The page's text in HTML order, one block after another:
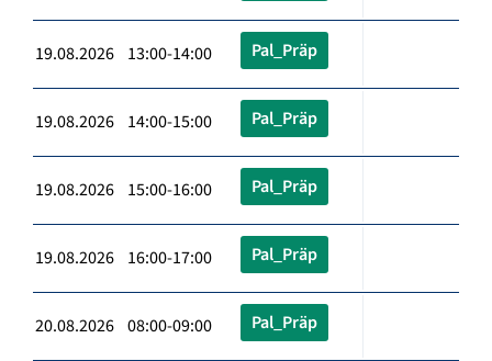
19.08.2026 13:00-14:00 Pal_Präp
19.08.2026 14:00-15:00 Pal_Präp
19.08.2026 15:00-16:00 Pal_Präp
19.08.2026 16:00-17:00 Pal_Präp
20.08.2026 08:00-09:00 Pal_Präp